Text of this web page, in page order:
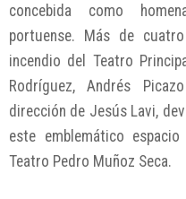
concebida como
portuense. Más de
incendio del Teatro
Rodríguez, Andrés
dirección de Jesús Lavi,
este emblemático
Teatro Pedro Muñoz Seca.